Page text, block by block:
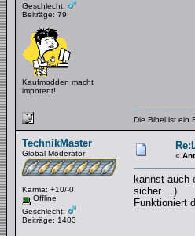
Geschlecht:
Beiträge: 79
Kaufmodden macht
impotent!
Die Bibel ist ein
TechnikMaster
Global Moderator
Karma: +10/-0
Offline
Geschlecht:
Beiträge: 1403
«
kannst auch
sicher ...)
Funktioniert